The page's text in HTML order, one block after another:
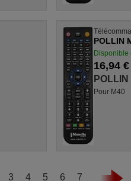
POLLIN
Disponible
16,94 €
POLLIN
Pour M40
3 4 5 6 7